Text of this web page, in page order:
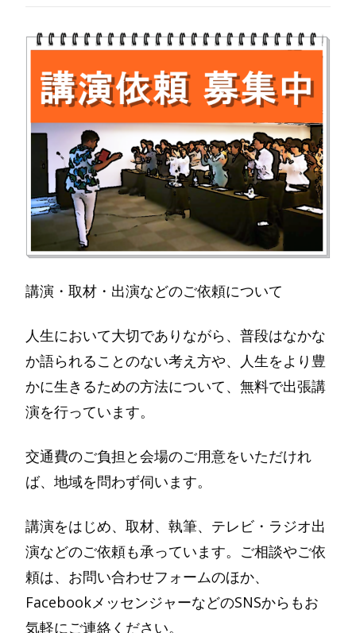
講演・取材・出演などのご依頼について
人生において大切でありながら、普段はなかな
か語られることのない考え方や、人生をより豊
かに生きるための方法について、無料で出張講
演を行っています。
交通費のご負担と会場のご用意をいただけれ
ば、地域を問わず伺います。
講演をはじめ、取材、執筆、テレビ・ラジオ出
演などのご依頼も承っています。ご相談やご依
頼は、お問い合わせフォームのほか、
FacebookメッセンジャーなどのSNSからもお
気軽にご連絡ください。